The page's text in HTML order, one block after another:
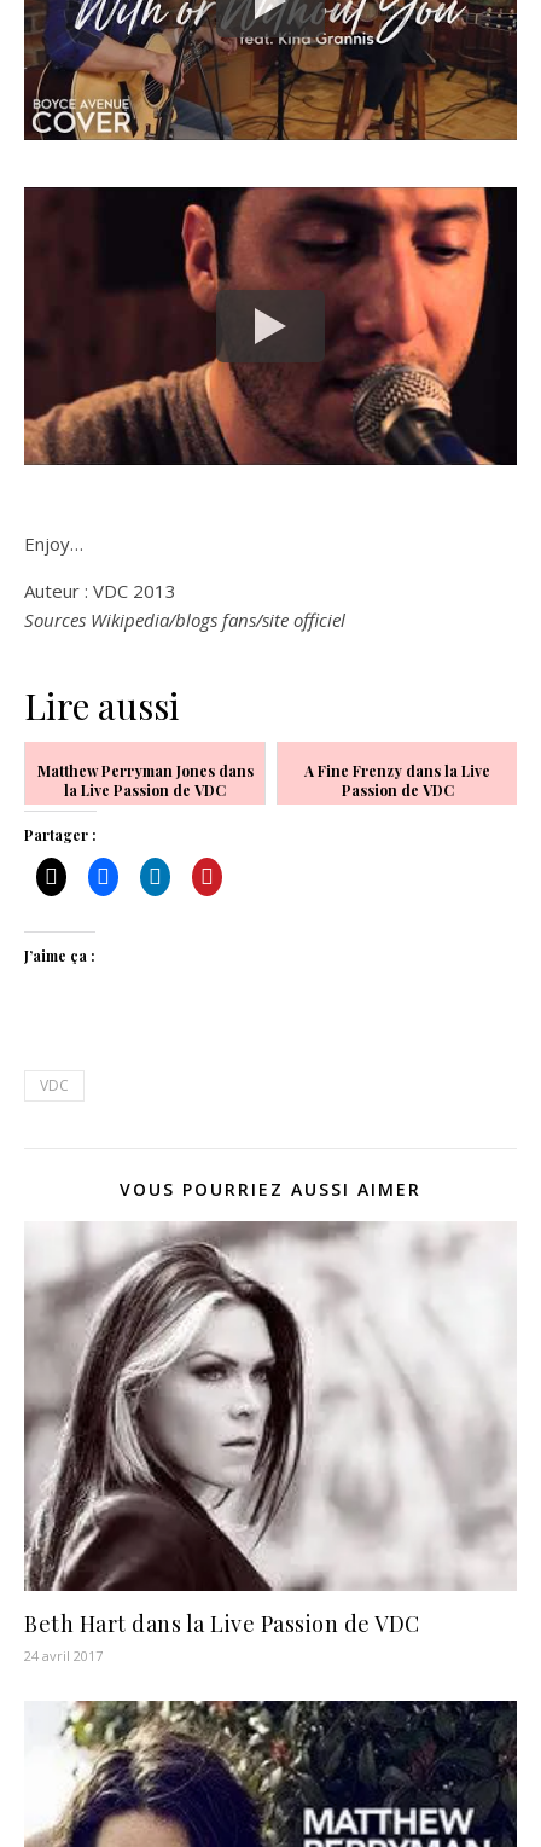
Enjoy…
Auteur : VDC 2013
Sources Wikipedia/blogs fans/site officiel
Lire aussi
Matthew Perryman Jones dans
la Live Passion de VDC
A Fine Frenzy dans la Live
Passion de VDC
Partager :
J’aime ça :
VDC
VOUS POURRIEZ AUSSI AIMER
Beth Hart dans la Live Passion de VDC
24 avril 2017